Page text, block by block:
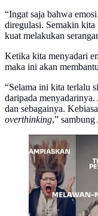
“Ingat saja bahwa
diregulasi. Semakin kita
kuat melakukan
Ketika kita menyadari
maka ini akan
“Selama ini kita terlalu
daripada
dan sebagainya.
overthinking,”